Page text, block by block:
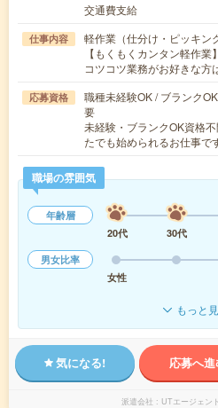
交通費支給
仕事内容
軽作業（仕分け・ピッキン
【もくもくカンタン軽作
コツコツ業務がお好きな
応募資格
職種未経験OK / ブランク
要
未経験・ブランクOK資格
たでも始められるお仕事で
職場の雰囲気
年齢層
20代
30代
男女比率
女性
もっと
気になる! 応募へ
派遣会社 UTエージェン